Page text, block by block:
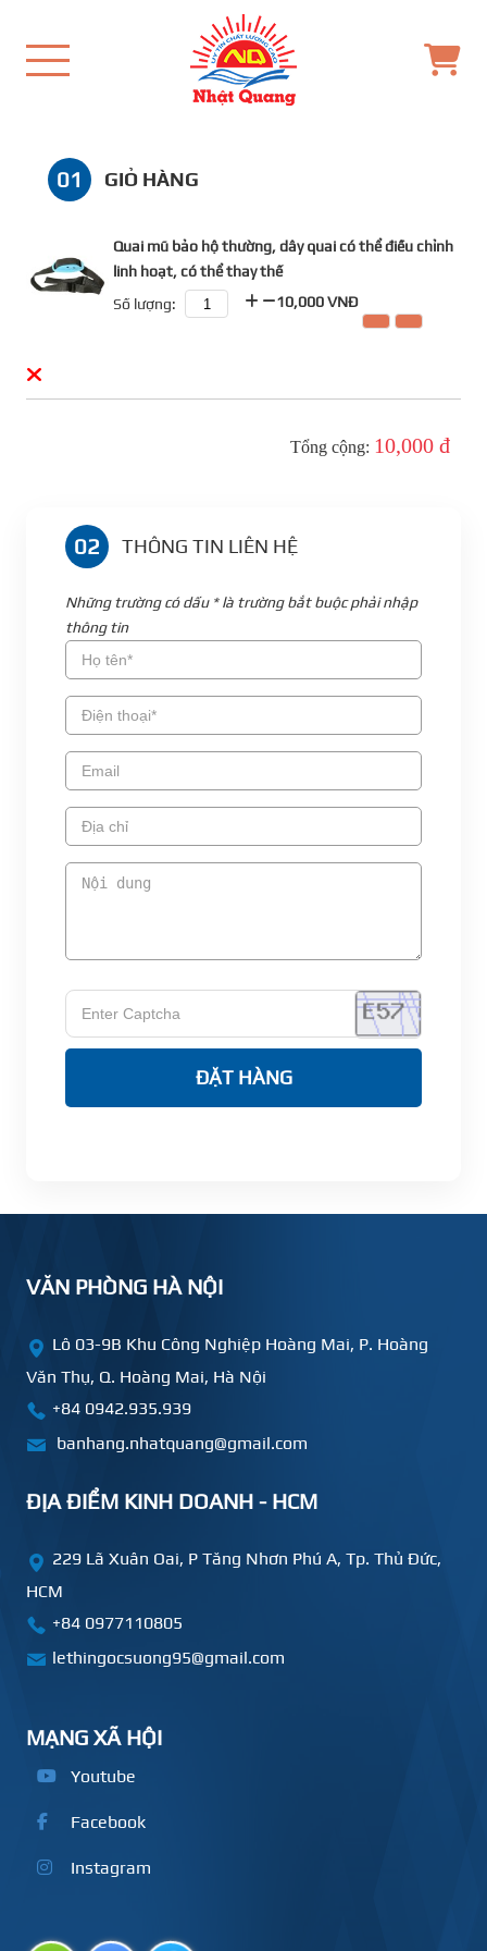
01 GIỎ HÀNG
Quai mũ bảo hộ thường, dây quai có thể điều chỉnh
linh hoạt, có thể thay thế
10,000 VNĐ
Số lượng:
Tổng cộng: 10,000 đ
02 THÔNG TIN LIÊN HỆ
Những trường có dấu * là trường bắt buộc phải nhập
thông tin
ĐẶT HÀNG
VĂN PHÒNG HÀ NỘI
Lô 03-9B Khu Công Nghiệp Hoàng Mai, P. Hoàng
Văn Thụ, Q. Hoàng Mai, Hà Nội
+84 0942.935.939
banhang.nhatquang@gmail.com
ĐỊA ĐIỂM KINH DOANH - HCM
229 Lã Xuân Oai, P Tăng Nhơn Phú A, Tp. Thủ Đức,
HCM
+84 0977110805
lethingocsuong95@gmail.com
MẠNG XÃ HỘI
Youtube
Facebook
Instagram